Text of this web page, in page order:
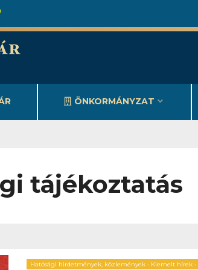
ÖNKORMÁNYZAT
tájékoztatás
Hatósági hirdetmények, közlemények • Kiemelt hírek •